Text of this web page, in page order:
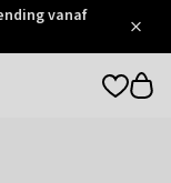
vanaf